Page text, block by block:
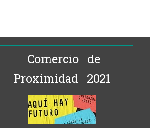
Comercio de
Proximidad 2021